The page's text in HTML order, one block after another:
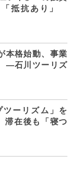
「抵抗あり」
本格始動、事業
―石川ツーリズ
ツーリズム」を
滞在後も「寝つ